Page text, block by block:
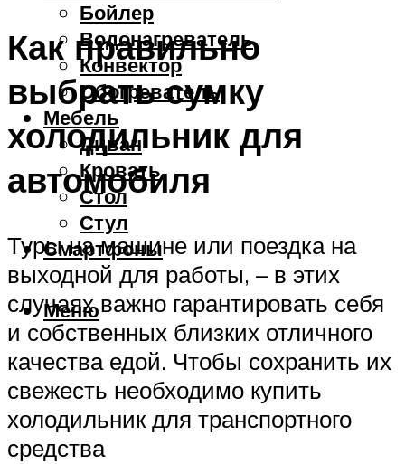
Бойлер
Водонагреватель
Конвектор
Обогреватель
Мебель
Диван
Кровать
Стол
Стул
Смартфоны
Меню
Как правильно
выбрать сумку
холодильник для
автомобиля
Туры на машине или поездка на
выходной для работы, – в этих
случаях важно гарантировать себя
и собственных близких отличного
качества едой. Чтобы сохранить их
свежесть необходимо купить
холодильник для транспортного
средства